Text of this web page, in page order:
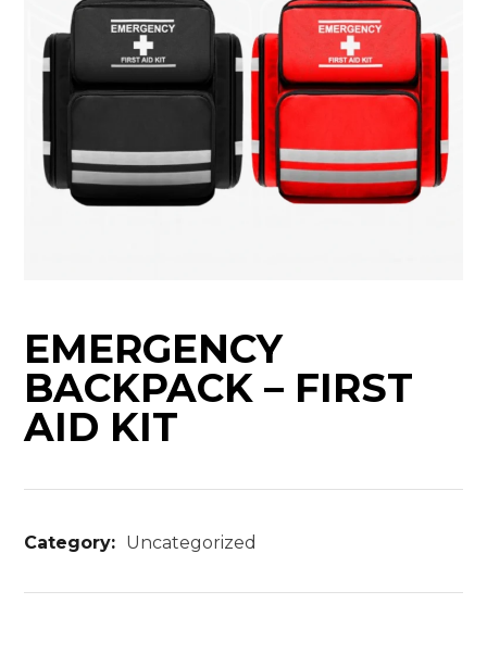
EMERGENCY
BACKPACK – FIRST
AID KIT
Category: Uncategorized